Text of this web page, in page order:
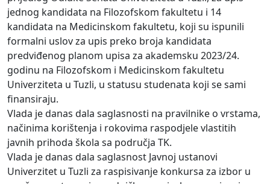
jednog kandidata na Filozofskom fakultetu i 14
kandidata na Medicinskom fakultetu, koji su ispunili
formalni uslov za upis preko broja kandidata
predviđenog planom upisa za akademsku 2023/24.
godinu na Filozofskom i Medicinskom fakultetu
Univerziteta u Tuzli, u statusu studenata koji se sami
finansiraju.
Vlada je danas dala saglasnosti na pravilnike o vrstama,
načinima korištenja i rokovima raspodjele vlastitih
javnih prihoda škola sa područja TK.
Vlada je danas dala saglasnost Javnoj ustanovi
Univerzitet u Tuzli za raspisivanje konkursa za izbor u